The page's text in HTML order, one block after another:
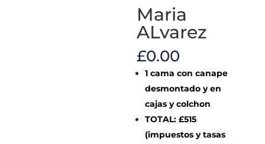
Maria
ALvarez
£0.00
1 cama con canape
desmontado y en
cajas y colchon
TOTAL: £515
(impuestos y tasas